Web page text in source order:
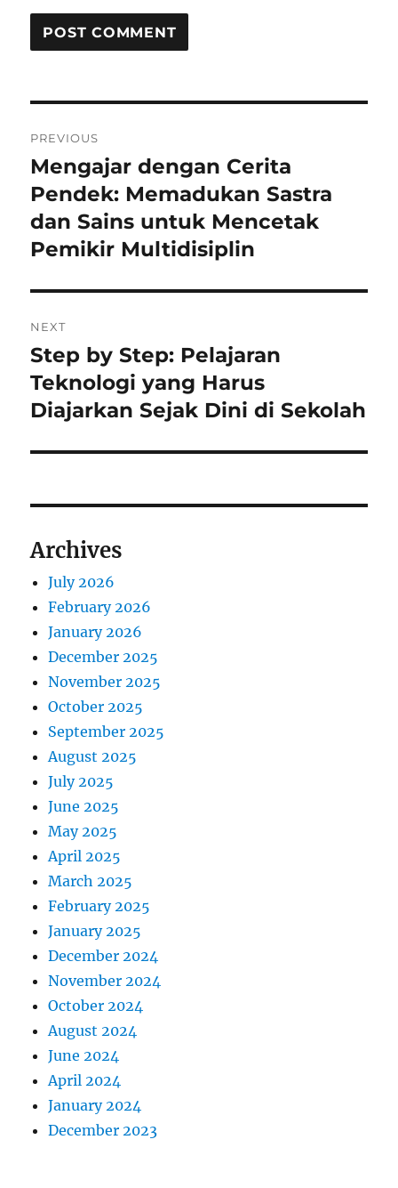
navigation
PREVIOUS
Previous
post:
Mengajar dengan Cerita
Pendek: Memadukan Sastra
dan Sains untuk Mencetak
Pemikir Multidisiplin
NEXT
Next
post:
Step by Step: Pelajaran
Teknologi yang Harus
Diajarkan Sejak Dini di Sekolah
Archives
July 2026
February 2026
January 2026
December 2025
November 2025
October 2025
September 2025
August 2025
July 2025
June 2025
May 2025
April 2025
March 2025
February 2025
January 2025
December 2024
November 2024
October 2024
August 2024
June 2024
April 2024
January 2024
December 2023